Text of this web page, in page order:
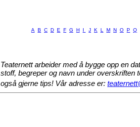
A B C D E F G H I J K L M N O P Q
Teaternett arbeider med å bygge opp en
stoff, begreper og navn under overskriften
også gjerne tips! Vår adresse er: